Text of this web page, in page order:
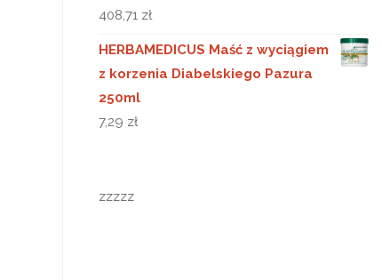
408,71 zł
HERBAMEDICUS Maść z wyciągiem
z korzenia Diabelskiego Pazura
250ml
7,29 zł
zzzzz